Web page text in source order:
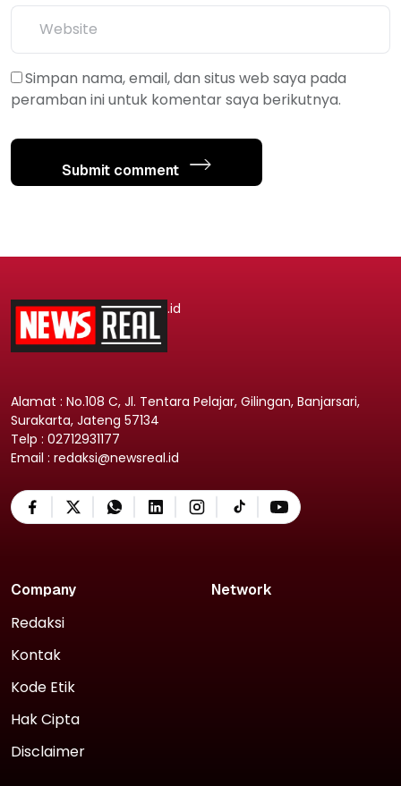
Simpan nama, email, dan situs web saya pada
peramban ini untuk komentar saya berikutnya.
Submit comment
.id
Alamat : No.108 C, Jl. Tentara Pelajar, Gilingan, Banjarsari,
Surakarta, Jateng 57134
Telp : 02712931177
Email : redaksi@newsreal.id
Company
Redaksi
Kontak
Kode Etik
Hak Cipta
Disclaimer
Network